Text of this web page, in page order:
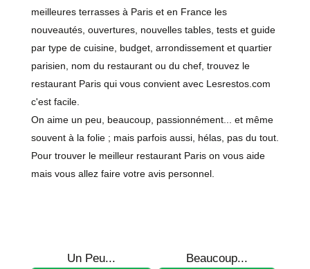
meilleures terrasses à Paris et en France les
nouveautés, ouvertures, nouvelles tables, tests et guide
par type de cuisine, budget, arrondissement et quartier
parisien, nom du restaurant ou du chef, trouvez le
restaurant Paris qui vous convient avec Lesrestos.com
c'est facile.
On aime un peu, beaucoup, passionnément... et même
souvent à la folie ; mais parfois aussi, hélas, pas du tout.
Pour trouver le meilleur restaurant Paris on vous aide
mais vous allez faire votre avis personnel.
Un Peu... Beaucoup...